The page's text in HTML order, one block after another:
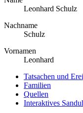
Leonhard Schulz
Nachname
Schulz
Vornamen
Leonhard
Tatsachen und
Familien
Quellen
Interaktives